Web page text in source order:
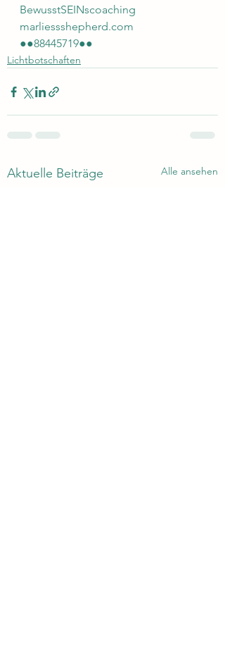
BewusstSEINscoaching
marliessshepherd.com
●●88445719●●
Lichtbotschaften
Aktuelle Beiträge Alle ansehen